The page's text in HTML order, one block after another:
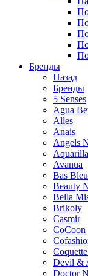
Бренды
Назад
Бренды
5 Senses
Agua
Alles
Anais
Angels
Aquarilla
Avanua
Bas Bleu
Beauty
Bella
Brikoly
Casmir
CoCoon
Devil &
Doctor